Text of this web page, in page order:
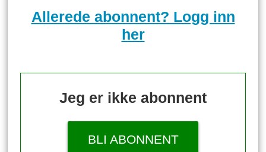
Allerede abonnent? Logg inn
her
Jeg er ikke abonnent
BLI ABONNENT